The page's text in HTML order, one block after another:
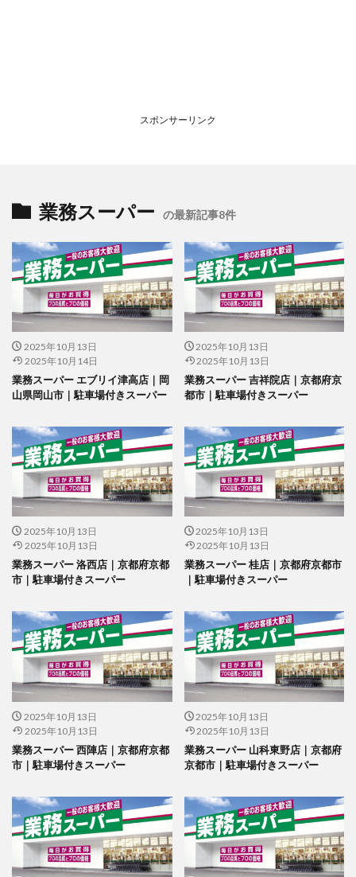
スポンサーリンク
業務スーパー の最新記事8件
2025年10月13日
2025年10月14日
業務スーパー エブリイ津高店｜岡
山県岡山市｜駐車場付きスーパー
2025年10月13日
2025年10月13日
業務スーパー 吉祥院店｜京都府京
都市｜駐車場付きスーパー
2025年10月13日
2025年10月13日
業務スーパー 洛西店｜京都府京都
市｜駐車場付きスーパー
2025年10月13日
2025年10月13日
業務スーパー 桂店｜京都府京都市
｜駐車場付きスーパー
2025年10月13日
2025年10月13日
業務スーパー 西陣店｜京都府京都
市｜駐車場付きスーパー
2025年10月13日
2025年10月13日
業務スーパー 山科東野店｜京都府
京都市｜駐車場付きスーパー